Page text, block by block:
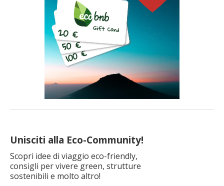
Unisciti alla Eco-Community!
Scopri idee di viaggio eco-friendly,
consigli per vivere green, strutture
sostenibili e molto altro!